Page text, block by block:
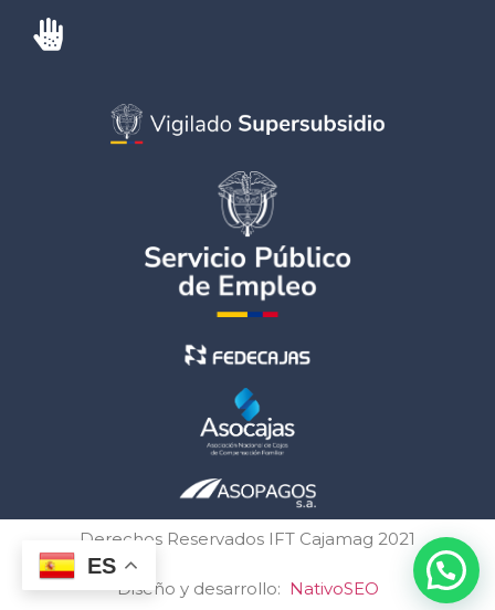
Derechos Reservados IFT Cajamag 2021
Diseño y desarrollo: NativoSEO
ES